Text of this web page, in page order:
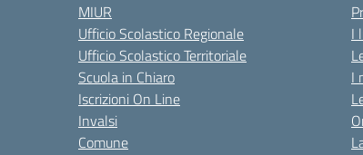
MIUR
Ufficio Scolastico Regionale
Ufficio Scolastico Territoriale
Scuola in Chiaro
Iscrizioni On Line
Invalsi
Comune
I
I